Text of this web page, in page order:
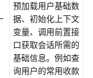
预加载用户基础数
据、初始化上下文
变量、调用前置接
口获取会话所需的
基础信息。例如查
询用户的常用收款